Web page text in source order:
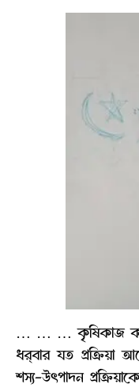
… … … কৃষিকাজ করে
ধর্‌বার যত প্রক্রিয়া
শস্য-উৎপাদন